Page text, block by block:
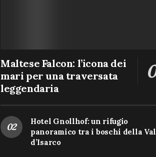
Maltese Falcon: l’icona dei
mari per una traversata
leggendaria
Hotel Gnollhof: un rifugio
panoramico tra i boschi della Val
d’Isarco